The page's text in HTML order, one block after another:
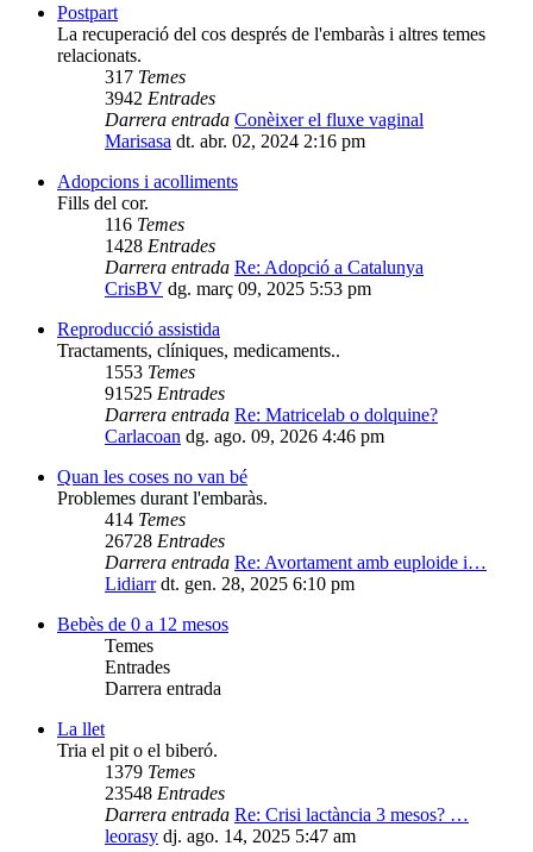
Postpart
La recuperació del cos després de l'embaràs i altres temes
relacionats.
317 Temes
3942 Entrades
Darrera entrada Conèixer el fluxe vaginal
Marisasa dt. abr. 02, 2024 2:16 pm
Adopcions i acolliments
Fills del cor.
116 Temes
1428 Entrades
Darrera entrada Re: Adopció a Catalunya
CrisBV dg. març 09, 2025 5:53 pm
Reproducció assistida
Tractaments, clíniques, medicaments..
1553 Temes
91525 Entrades
Darrera entrada Re: Matricelab o dolquine?
Carlacoan dg. ago. 09, 2026 4:46 pm
Quan les coses no van bé
Problemes durant l'embaràs.
414 Temes
26728 Entrades
Darrera entrada Re: Avortament amb euploide i…
Lidiarr dt. gen. 28, 2025 6:10 pm
Bebès de 0 a 12 mesos
Temes
Entrades
Darrera entrada
La llet
Tria el pit o el biberó.
1379 Temes
23548 Entrades
Darrera entrada Re: Crisi lactància 3 mesos? …
leorasy dj. ago. 14, 2025 5:47 am